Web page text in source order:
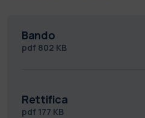
Bando
pdf 802 KB
Rettifica
pdf 177 KB